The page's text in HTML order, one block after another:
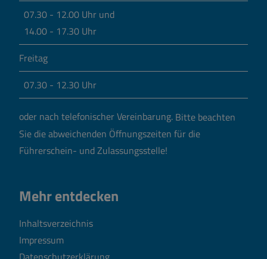
07.30 - 12.00 Uhr und
14.00 - 17.30 Uhr
Freitag
07.30 - 12.30 Uhr
oder nach telefonischer Vereinbarung. Bitte beachten
Sie die abweichenden Öffnungszeiten für die
Führerschein- und Zulassungsstelle!
Mehr entdecken
Inhaltsverzeichnis
Impressum
Datenschutzerklärung